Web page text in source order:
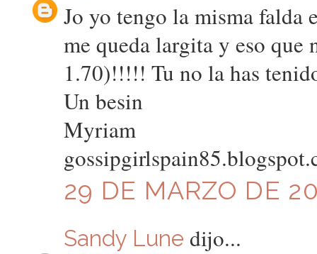
Jo yo tengo la misma falda
me queda largita y eso que
1.70)!!!!! Tu no la has
Un besin
Myriam
29 DE MARZO DE
Sandy Lune dijo...